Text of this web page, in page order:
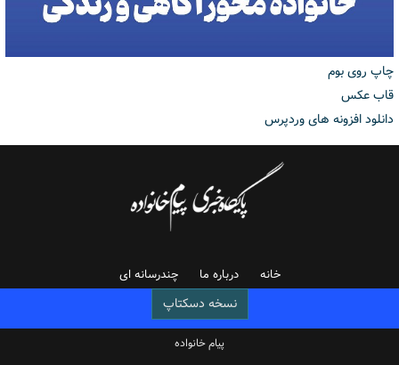
چاپ روی بوم
قاب عکس
دانلود افزونه های وردپرس
خانه درباره ما چندرسانه ای
نسخه دسکتاپ
پیام خانواده